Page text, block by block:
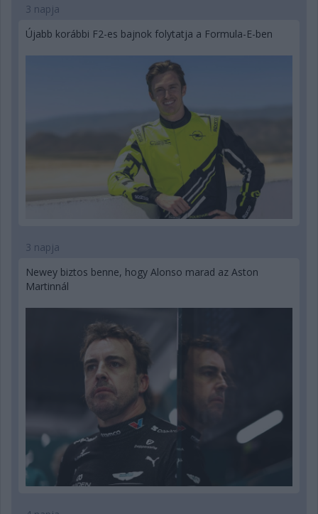
3 napja
Újabb korábbi F2-es bajnok folytatja a Formula-E-ben
3 napja
Newey biztos benne, hogy Alonso marad az Aston
Martinnál